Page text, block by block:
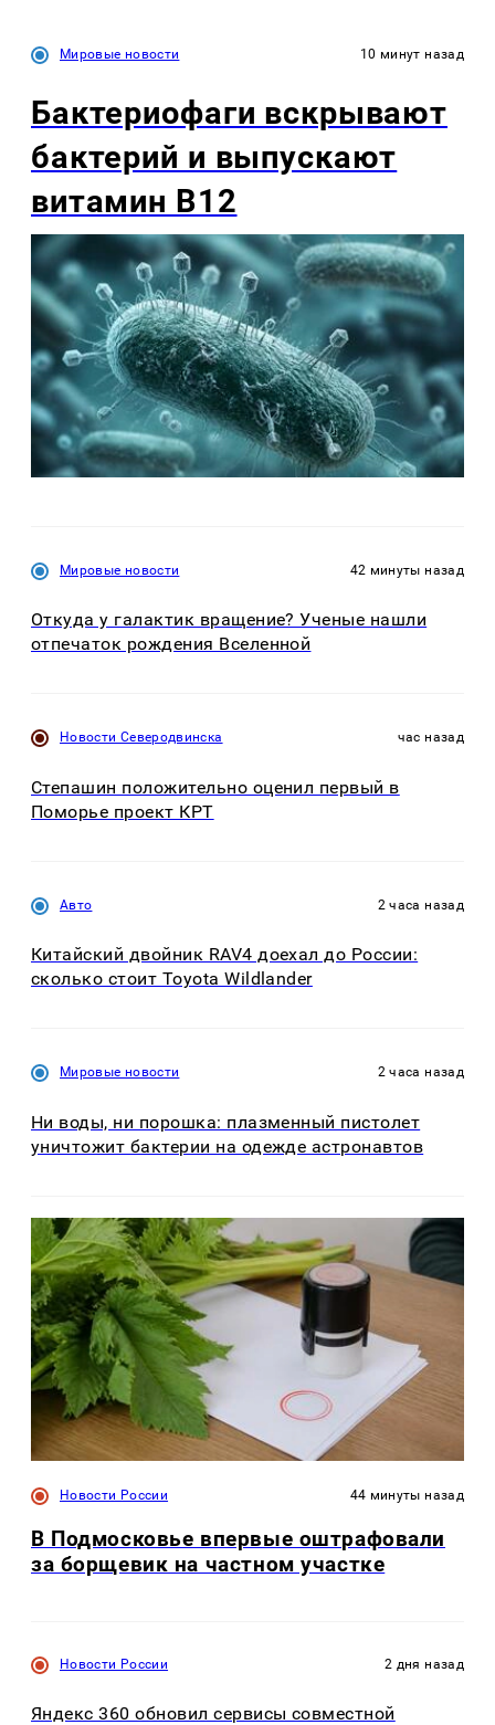
Мировые новости 10 минут назад
Бактериофаги вскрывают
бактерий и выпускают
витамин B12
Мировые новости 42 минуты назад
Откуда у галактик вращение? Ученые нашли
отпечаток рождения Вселенной
Новости Северодвинска час назад
Степашин положительно оценил первый в
Поморье проект КРТ
Авто 2 часа назад
Китайский двойник RAV4 доехал до России:
сколько стоит Toyota Wildlander
Мировые новости 2 часа назад
Ни воды, ни порошка: плазменный пистолет
уничтожит бактерии на одежде астронавтов
Новости России 44 минуты назад
В Подмосковье впервые оштрафовали
за борщевик на частном участке
Новости России 2 дня назад
Яндекс 360 обновил сервисы совместной